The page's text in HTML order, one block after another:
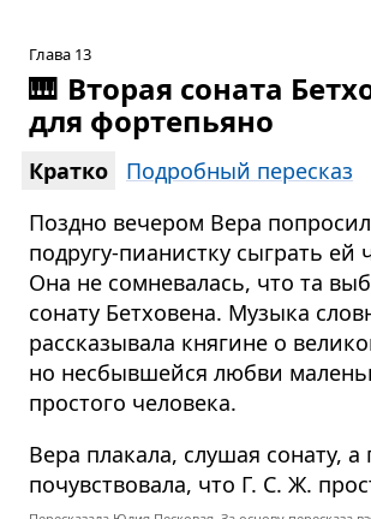
Глава 13
🎹 Вторая соната
для фортепьяно
Кратко
Подробный пересказ
Поздно вечером Вера
подругу-пианистку сыграть ей
Она не сомневалась, что та
сонату Бетховена. Музыка
рассказывала княгине о
но несбывшейся любви
простого человека.
Вера плакала, слушая сонату, а
почувствовала, что Г. С. Ж.